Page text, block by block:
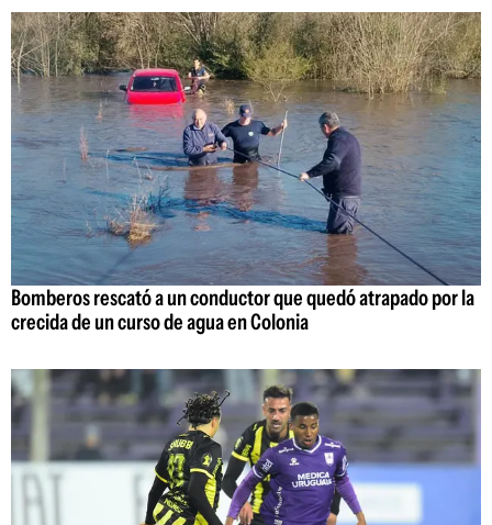
Bomberos rescató a un conductor que quedó atrapado por la
crecida de un curso de agua en Colonia